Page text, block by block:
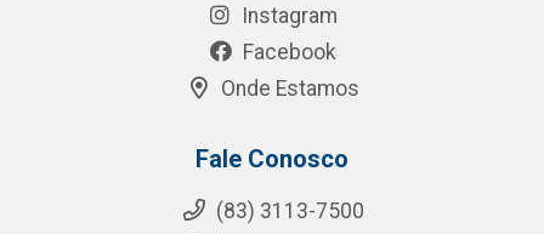
Instagram
Facebook
Onde Estamos
Fale Conosco
(83) 3113-7500